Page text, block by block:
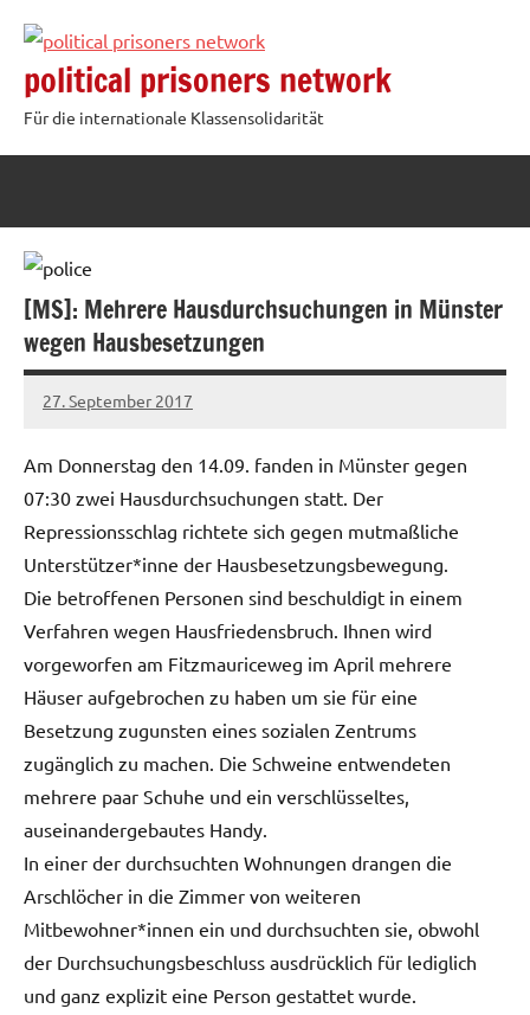
Inhalt
springen
political prisoners network
Für die internationale Klassensolidarität
[MS]: Mehrere Hausdurchsuchungen in Münster
wegen Hausbesetzungen
27. September 2017
admin
Am Donnerstag den 14.09. fanden in Münster gegen
07:30 zwei Hausdurchsuchungen statt. Der
Repressionsschlag richtete sich gegen mutmaßliche
Unterstützer*inne der Hausbesetzungsbewegung.
Die betroffenen Personen sind beschuldigt in einem
Verfahren wegen Hausfriedensbruch. Ihnen wird
vorgeworfen am Fitzmauriceweg im April mehrere
Häuser aufgebrochen zu haben um sie für eine
Besetzung zugunsten eines sozialen Zentrums
zugänglich zu machen. Die Schweine entwendeten
mehrere paar Schuhe und ein verschlüsseltes,
auseinandergebautes Handy.
In einer der durchsuchten Wohnungen drangen die
Arschlöcher in die Zimmer von weiteren
Mitbewohner*innen ein und durchsuchten sie, obwohl
der Durchsuchungsbeschluss ausdrücklich für lediglich
und ganz explizit eine Person gestattet wurde.